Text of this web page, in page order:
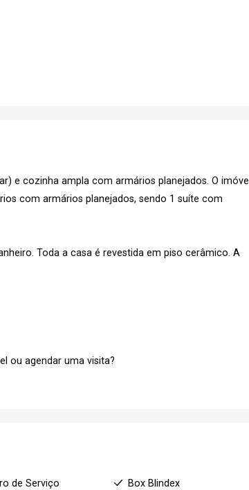
e cozinha ampla com armários planejados. O imóvel
com armários planejados, sendo 1 suíte com
Toda a casa é revestida em piso cerâmico. A
ou agendar uma visita?
de Serviço
Box Blindex